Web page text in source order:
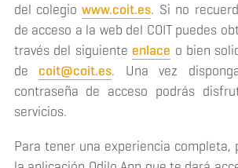
del colegiowww.coit.es. Si no
de acceso a la web del COIT puedes
través del siguiente enlace o bien
de coit@coit.es. Una vez
contraseña de acceso podrás
servicios.
Para tener una experiencia completa,